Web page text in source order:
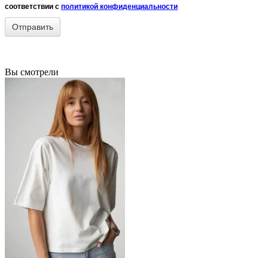
соответствии с политикой конфиденциальности
Вы смотрели